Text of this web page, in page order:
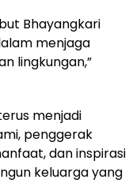
Bhayangkari
menjaga
lingkungan,”
menjadi
penggerak
dan inspirasi
keluarga yang